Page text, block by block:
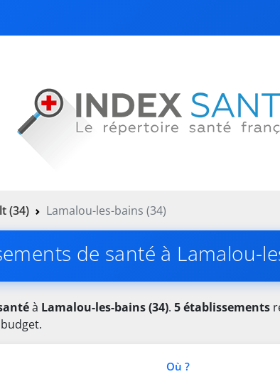
(34) Lamalou-les-bains (34)
de santé à Lamalou-
à Lamalou-les-bains (34). 5 établissements
Où ?